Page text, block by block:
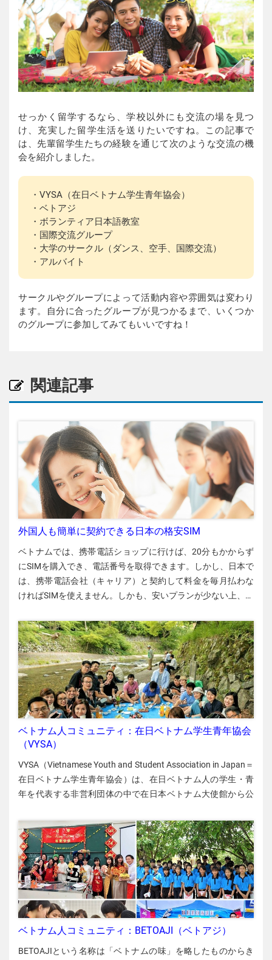
せっかく留学するなら、学校以外にも交流の場を見つ
け、充実した留学生活を送りたいですね。この記事で
は、先輩留学生たちの経験を通じて次のような交流の機
会を紹介しました。
・VYSA（在日ベトナム学生青年協会）
・ベトアジ
・ボランティア日本語教室
・国際交流グループ
・大学のサークル（ダンス、空手、国際交流）
・アルバイト
サークルやグループによって活動内容や雰囲気は変わり
ます。自分に合ったグループが見つかるまで、いくつか
のグループに参加してみてもいいですね！
関連記事
外国人も簡単に契約できる日本の格安SIM
ベトナムでは、携帯電話ショップに行けば、20分もかからず
にSIMを購入でき、電話番号を取得できます。しかし、日本で
は、携帯電話会社（キャリア）と契約して料金を毎月払わな
ければSIMを使えません。しかも、安いプランが少ない上、支
適したキャリアがなかなか見つかりません。私は今回、日本
で初めて格安SIMと契約しました。キャリアごと支払い方法や
料金比較、私が見つけたキャリアの特徴などを紹介します。
〈Vân Hoàng〉 携帯電話番号が必要な理由 私は2020年10月
に3回目の留学で日本に来ました！ 来日当初、生活がスムー
ズになるように次のことをしなければなりませんでした。 ①
市役所での手続き ②銀行口座の開設 ③携帯電話の契約 市役所
での手続き（転入届けなど）や銀行口座開設は問題なく済み
ました。次に生活に欠かせないものといえば携帯電話番号で
急の場合や公的手続きには携帯電話の番号が必要です。 私の
場合、次のような場面で携帯の番号が必要でした。 私の留学
は国費留学で、日本の文部科学省の奨学金を受給する手続き
りました。 留学先の大学に学生の情報を管理するシステムが
あり、そのシステムに登録する際も携帯電話番号を入力しな
ければなりませんでした。 今回は1年の留学後、日本で就職
しましたが、就職活動で履歴書などに携帯電話番号を書かな
ければなりませんでしfた。 オンラインショップで商品を購入
する際、携帯電話番号が必要な場合がありました。 SB最安プ
ランは5,000円/月！ 私は1回目（2007年～）と2回目（2010
年～）の留学ではソフトバンク（SB）を利用しました。1回
目にSBにした理由は、当時SB同士だと通話無料になるキャン
ベトナム人コミュニティ：在日ベトナム学生青年協会
（VYSA）
VYSA（Vietnamese Youth and Student Association in Japan＝
在日ベトナム学生青年協会）は、在日ベトナム人の学生・青
年を代表する非営利団体の中で在日本ベトナム大使館から公
た。VYSAは在日ベトナム人の若者たちの重要な交流基板とし
て機能しています。 ＜このページの内容＞ １．活動方針と各
地の支部 ２．多彩な活動 １．活動方針と各地の支部 全国各地
に支部 ➢ VYSA北海道 ➢ VYSA仙台 ➢ VYSA福島 ➢ VYSA新潟
➢ VISA（本部）＝首都圏と周辺 ➢ VYSA東海＝中心は名古屋
市 ➢ VYSA京都 ➢ VYSA大阪 活動目標 支部ごとに特色があり
ますが、下記の共通目標のもとで活動をしています。 レクリ
エーションなどを通じた在日ベトナム人同士の交流 学習・仕
交流の架け橋となる ２．多彩な活動 VYSAの様々な活動を紹
ベトナム人コミュニティ：BETOAJI（ベトアジ）
BETOAJIという名称は「ベトナムの味」を略したものからき